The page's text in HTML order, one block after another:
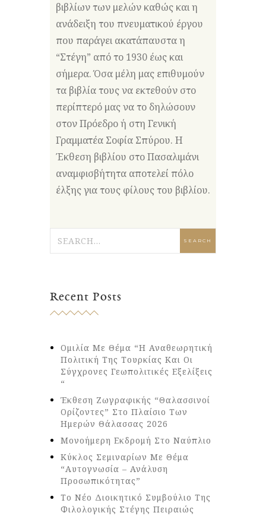
βιβλίων των μελών καθώς και η
ανάδειξη του πνευματικού έργου
που παράγει ακατάπαυστα η
“Στέγη” από το 1930 έως και
σήμερα. Όσα μέλη μας επιθυμούν
τα βιβλία τους να εκτεθούν στο
περίπτερό μας να το δηλώσουν
στον Πρόεδρο ή στη Γενική
Γραμματέα Σοφία Σπύρου. Η
Έκθεση βιβλίου στο Πασαλιμάνι
αναμφισβήτητα αποτελεί πόλο
έλξης για τους φίλους του βιβλίου.
Recent Posts
Ομιλία Με Θέμα “Η Αναθεωρητική
Πολιτική Της Τουρκίας Και Οι
Σύγχρονες Γεωπολιτικές Εξελίξεις
“
Έκθεση Ζωγραφικής “Θαλασσινοί
Ορίζοντες” Στο Πλαίσιο Των
Ημερών Θάλασσας 2026
Μονοήμερη Εκδρομή Στο Ναύπλιο
Κύκλος Σεμιναρίων Με Θέμα
“Αυτογνωσία – Ανάλυση
Προσωπικότητας”
Το Νέο Διοικητικό Συμβούλιο Της
Φιλολογικής Στέγης Πειραιώς